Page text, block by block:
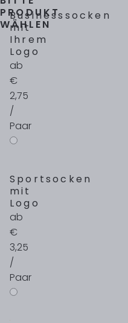
PRODUKT
WÄHLEN
Businesssocken
mit
Ihrem
Logo
ab
€
2,75
/
Paar
Sportsocken
mit
Logo
ab
€
3,25
/
Paar